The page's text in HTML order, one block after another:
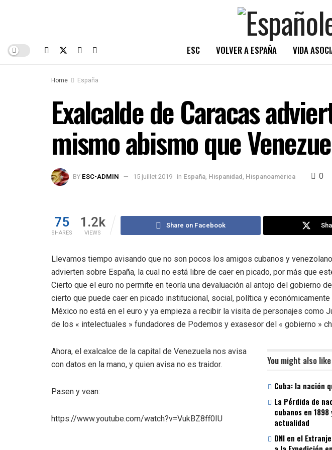
ESC VOLVER A ESPAÑA VIDA
Home España
Exalcalde de Caracas
mismo abismo que
BY ESC-ADMIN 15 juillet 2019 in España, Hispanidad, Hispanoamérica 0
75
SHARES
1.2k
VIEWS
Share on Facebook
Llevamos tiempo avisando que no son pocos los amigos cubanos y
advierten sobre España, la cual no está libre de caer en picado, por más que
Cierto que el euro no permite en teoría una devaluación al antojo del gobierno
cierto que puede caer en picado institucional, social, política y
México no está en el euro y ya empieza a recibir la visita de personajes como
de los « intelectuales » fundadores de Podemos y exasesor del « gobierno »
You might also like
Cuba: la nación
La Pérdida de
cubanos en
actualidad
DNI en el
Ahora, el exalcalce de la capital de Venezuela nos avisa
con datos en la mano, y quien avisa no es traidor.
Pasen y vean:
https://www.youtube.com/watch?v=VukBZ8ff0IU